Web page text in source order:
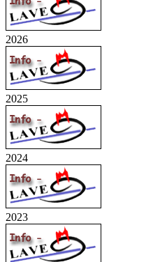
2026
2025
2024
2023